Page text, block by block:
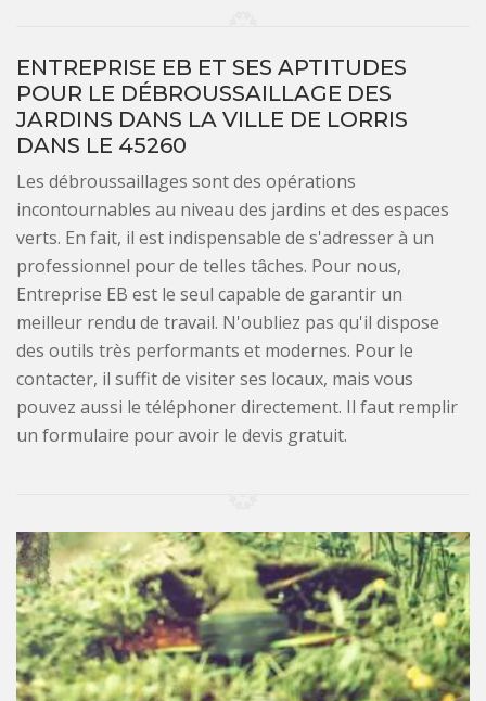
ENTREPRISE EB ET SES APTITUDES
POUR LE DÉBROUSSAILLAGE DES
JARDINS DANS LA VILLE DE LORRIS
DANS LE 45260
Les débroussaillages sont des opérations
incontournables au niveau des jardins et des espaces
verts. En fait, il est indispensable de s'adresser à un
professionnel pour de telles tâches. Pour nous,
Entreprise EB est le seul capable de garantir un
meilleur rendu de travail. N'oubliez pas qu'il dispose
des outils très performants et modernes. Pour le
contacter, il suffit de visiter ses locaux, mais vous
pouvez aussi le téléphoner directement. Il faut remplir
un formulaire pour avoir le devis gratuit.